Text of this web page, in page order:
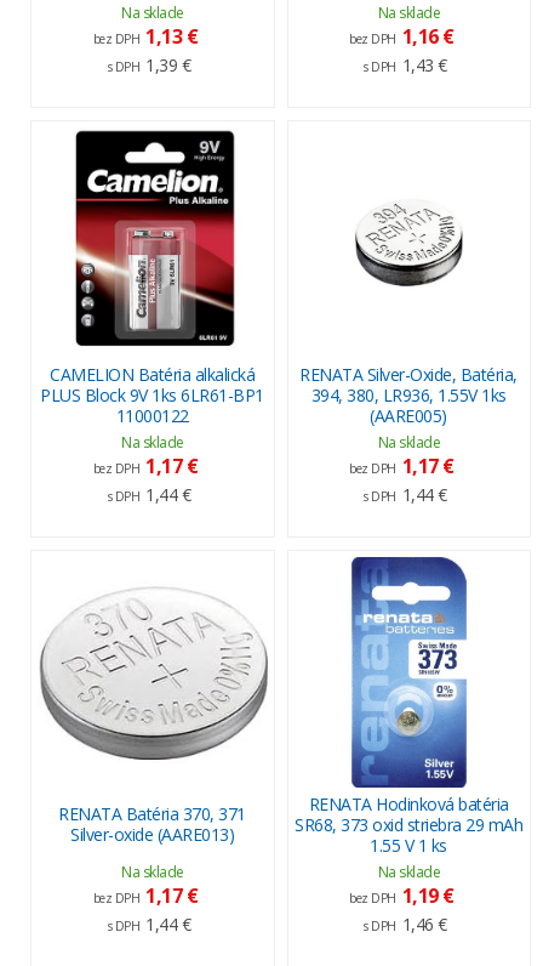
Na sklade
bez DPH 1,13 €
s DPH 1,39 €
Na sklade
bez DPH 1,16 €
s DPH 1,43 €
CAMELION Batéria alkalická
PLUS Block 9V 1ks 6LR61-BP1
11000122
Na sklade
bez DPH 1,17 €
s DPH 1,44 €
RENATA Silver-Oxide, Batéria,
394, 380, LR936, 1.55V 1ks
(AARE005)
Na sklade
bez DPH 1,17 €
s DPH 1,44 €
RENATA Batéria 370, 371
Silver-oxide (AARE013)
Na sklade
bez DPH 1,17 €
s DPH 1,44 €
RENATA Hodinková batéria
SR68, 373 oxid striebra 29 mAh
1.55 V 1 ks
Na sklade
bez DPH 1,19 €
s DPH 1,46 €